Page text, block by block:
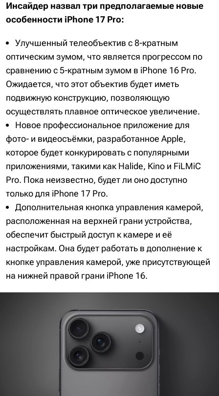
Инсайдер назвал три предполагаемые новые
особенности iPhone 17 Pro:
Улучшенный телеобъектив с 8-кратным
оптическим зумом, что является прогрессом по
сравнению с 5-кратным зумом в iPhone 16 Pro.
Ожидается, что этот объектив будет иметь
подвижную конструкцию, позволяющую
осуществлять плавное оптическое увеличение.
Новое профессиональное приложение для
фото- и видеосъёмки, разработанное Apple,
которое будет конкурировать с популярными
приложениями, такими как Halide, Kino и FiLMiC
Pro. Пока неизвестно, будет ли оно доступно
только для iPhone 17 Pro.
Дополнительная кнопка управления камерой,
расположенная на верхней грани устройства,
обеспечит быстрый доступ к камере и её
настройкам. Она будет работать в дополнение к
кнопке управления камерой, уже присутствующей
на нижней правой грани iPhone 16.